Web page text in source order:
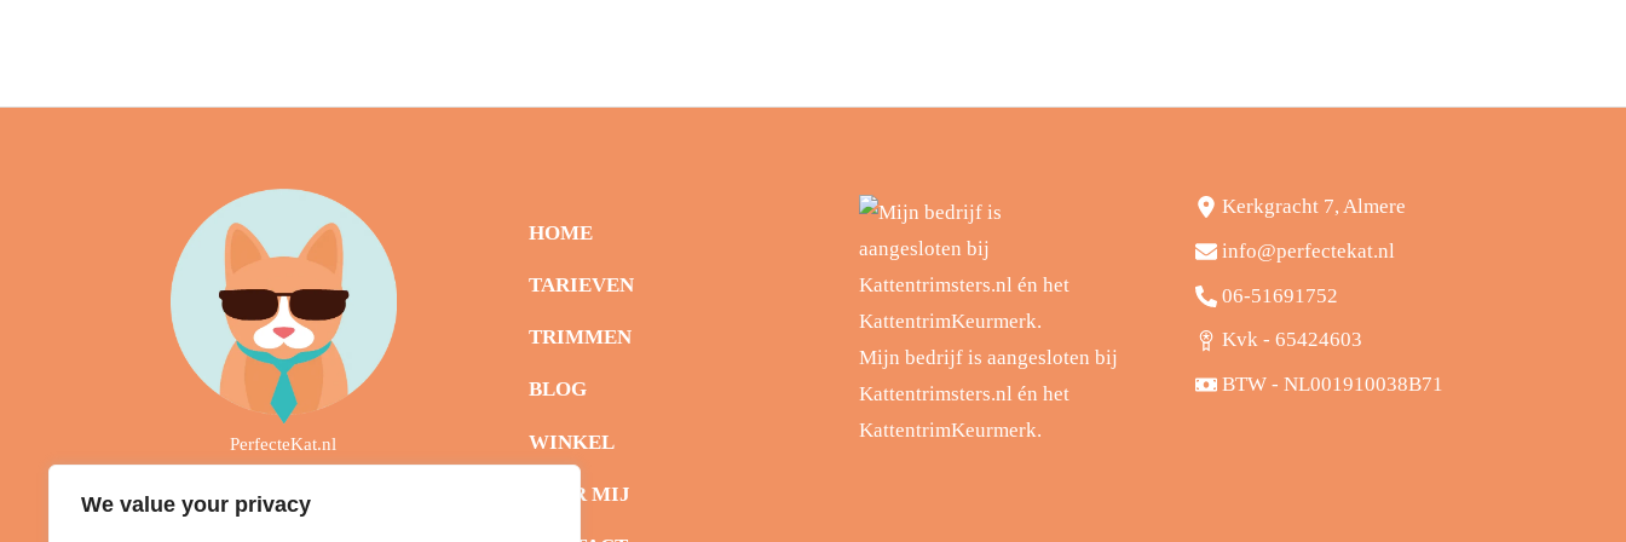
We value your privacy
PerfecteKat.nl
HOME
TARIEVEN
TRIMMEN
BLOG
WINKEL
OVER MIJ
Mijn bedrijf is aangesloten bij
Kattentrimsters.nl én het
KattentrimKeurmerk.
Kerkgracht 7, Almere
info@perfectekat.nl
06-51691752
Kvk - 65424603
BTW - NL001910038B71